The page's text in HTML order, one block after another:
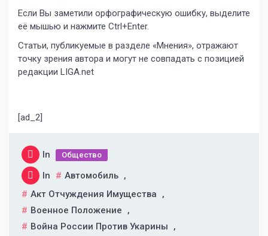
Если Вы заметили орфографическую ошибку, выделите
её мышью и нажмите Ctrl+Enter.
Статьи, публикуемые в разделе «Мнения», отражают
точку зрения автора и могут не совпадать с позицией
редакции LIGA.net
[ad_2]
In Общество
In Автомобиль ,
Акт Отчуждения Имущества
,
Военное Положение
,
Война России Против Укарины
,